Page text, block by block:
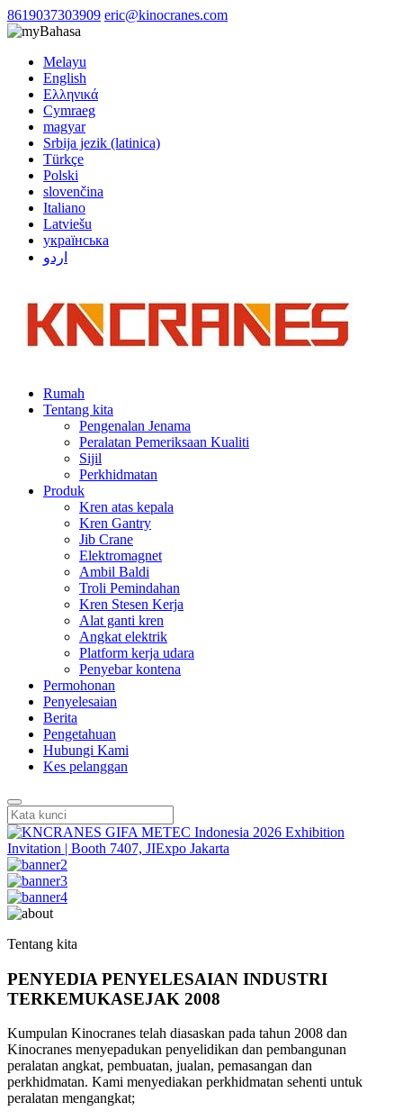
8619037303909 eric@kinocranes.com
Bahasa
Melayu
English
Ελληνικά
Cymraeg
magyar
Srbija jezik (latinica)
Türkçe
Polski
slovenčina
Italiano
Latviešu
українська
اردو
Rumah
Tentang kita
Pengenalan Jenama
Peralatan Pemeriksaan Kualiti
Sijil
Perkhidmatan
Produk
Kren atas kepala
Kren Gantry
Jib Crane
Elektromagnet
Ambil Baldi
Troli Pemindahan
Kren Stesen Kerja
Alat ganti kren
Angkat elektrik
Platform kerja udara
Penyebar kontena
Permohonan
Penyelesaian
Berita
Pengetahuan
Hubungi Kami
Kes pelanggan
Tentang kita
PENYEDIA PENYELESAIAN INDUSTRI
TERKEMUKASEJAK 2008
Kumpulan Kinocranes telah diasaskan pada tahun 2008 dan
Kinocranes menyepadukan penyelidikan dan pembangunan
peralatan angkat, pembuatan, jualan, pemasangan dan
perkhidmatan. Kami menyediakan perkhidmatan sehenti untuk
peralatan mengangkat;